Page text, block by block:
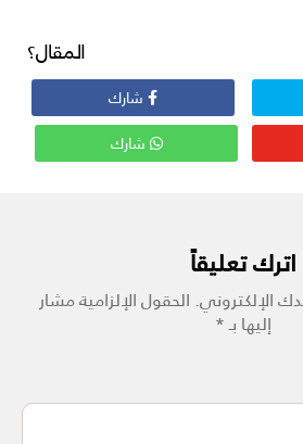
المقال؟
شارك
شارك
اترك تعليقاً
الإلكتروني.الحقول الإلزامية مشار
إليها بـ*